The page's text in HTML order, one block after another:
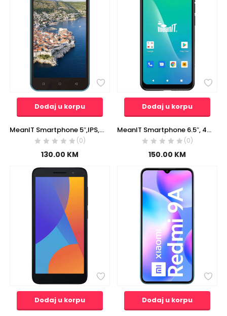
Dodaj u korpu
MeanIT Smartphone 5″,IPS,Dual SIM,Quad Core,2GB/16GB,2000mAh, plavi – C22
(0)
130.00 KM
Dodaj u korpu
MeanIT Smartphone 6.5″, 4G Dual SIM, Helio A22, RAM 2GB, 8Mpixel – X5
(0)
150.00 KM
Dodaj u korpu Dodaj u korpu